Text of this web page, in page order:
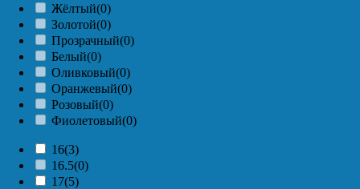
Жёлтый(0)
Золотой(0)
Прозрачный(0)
Белый(0)
Оливковый(0)
Оранжевый(0)
Розовый(0)
Фиолетовый(0)
16(3)
16.5(0)
17(5)